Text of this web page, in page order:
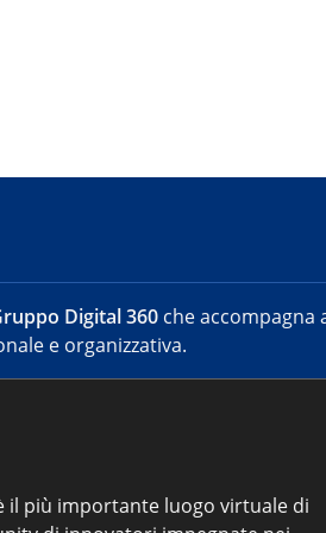
Digital 360 che accompagna
e organizzativa.
il più importante luogo virtuale di